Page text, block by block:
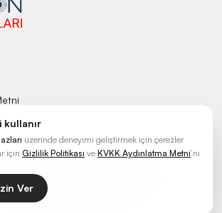
İşitme Cihazları
POWERED BY
kullanır
üzerinde deneyimi geliştirmek için çerezler
için Gizlilik Politikası ve KVKK Aydınlatma Metni’ni
Ver